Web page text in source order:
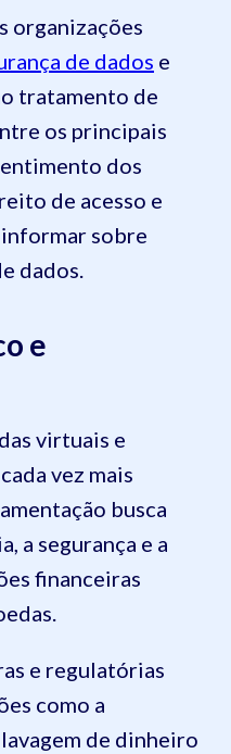
organizações
de dados e
tratamento de
os principais
dos
de acesso e
sobre
dados.
e
virtuais e
vez mais
busca
a segurança e a
financeiras
e regulatórias
como a
de dinheiro